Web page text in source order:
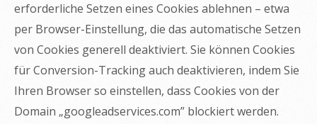
erforderliche Setzen eines Cookies ablehnen – etwa
per Browser-Einstellung, die das automatische Setzen
von Cookies generell deaktiviert. Sie können Cookies
für Conversion-Tracking auch deaktivieren, indem Sie
Ihren Browser so einstellen, dass Cookies von der
Domain „googleadservices.com” blockiert werden.